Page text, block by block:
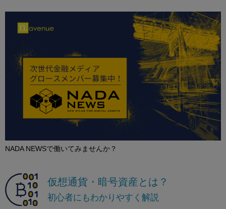
NADA NEWSで働いてみませんか？